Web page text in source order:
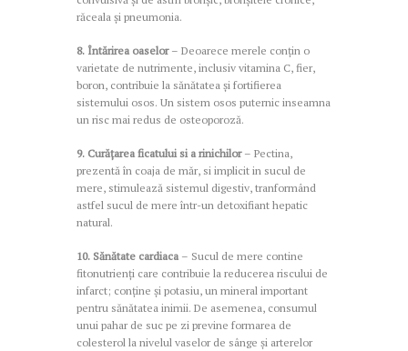
răceala și pneumonia.
8. Întărirea oaselor– Deoarece merele conțin o
varietate de nutrimente, inclusiv vitamina C, fier,
boron, contribuie la sănătatea și fortifierea
sistemului osos. Un sistem osos puternic inseamna
un risc mai redus de osteoporoză.
9. Curățarea ficatului si a rinichilor– Pectina,
prezentă în coaja de măr, si implicit in sucul de
mere, stimulează sistemul digestiv, tranformând
astfel sucul de mere într-un detoxifiant hepatic
natural.
10. Sănătate cardiaca – Sucul de mere contine
fitonutrienți care contribuie la reducerea riscului de
infarct; conține și potasiu, un mineral important
pentru sănătatea inimii. De asemenea, consumul
unui pahar de suc pe zi previne formarea de
colesterol la nivelul vaselor de sânge și arterelor